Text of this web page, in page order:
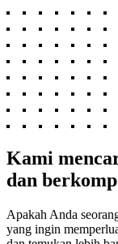
Kami
dan
Apakah Anda
yang ingin